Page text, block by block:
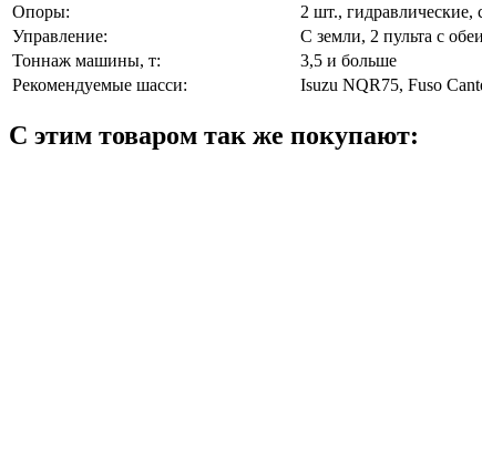
Опоры:
2 шт., гидравлические,
Управление:
С земли, 2 пульта с
Тоннаж машины, т:
3,5 и больше
Рекомендуемые шасси:
Isuzu NQR75, Fuso
С этим товаром так же покупают: